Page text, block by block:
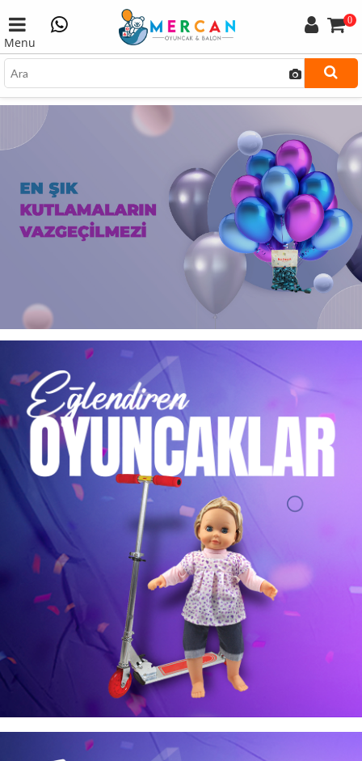
Menu
0